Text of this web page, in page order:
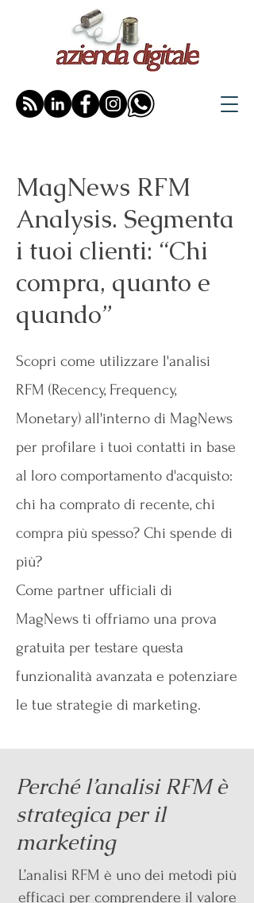
MagNews RFM
Analysis. Segmenta
i tuoi clienti: “Chi
compra, quanto e
quando”
Scopri come utilizzare l'analisi
RFM (Recency, Frequency,
Monetary) all'interno di MagNews
per profilare i tuoi contatti in base
al loro comportamento d'acquisto:
chi ha comprato di recente, chi
compra più spesso? Chi spende di
più?
Come partner ufficiali di
MagNews ti offriamo una prova
gratuita per testare questa
funzionalità avanzata e potenziare
le tue strategie di marketing.
Perché l’analisi RFM è
strategica per il
marketing
L’analisi RFM è uno dei metodi più
efficaci per comprendere il valore